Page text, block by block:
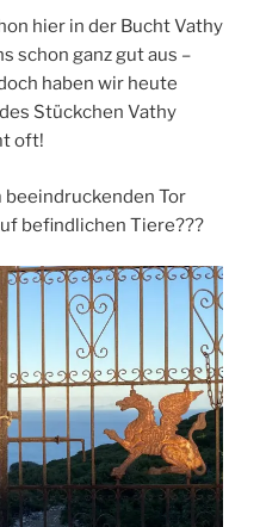
hier in der Bucht Vathy
schon ganz gut aus –
haben wir heute
Stückchen Vathy
oft!
Tor
befindlichen Tiere???